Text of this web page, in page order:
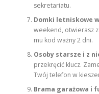
sekretariatu.
Domki letniskowe
weekend, otwierasz
mu kod ważny 2 dni.
Osoby starsze i z
przekręcić klucz.
Twój telefon w
Brama garażowa i